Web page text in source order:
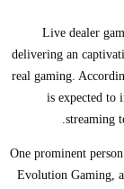
Live dealer
delivering an
real gaming.
is expected to
streaming
One prominent
Evolution Gaming,